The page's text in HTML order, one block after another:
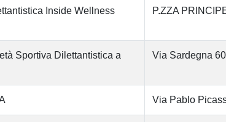
Inside Wellness
P.ZZA
Sportiva Dilettantistica a
Via Sardegna 60
Via Pablo